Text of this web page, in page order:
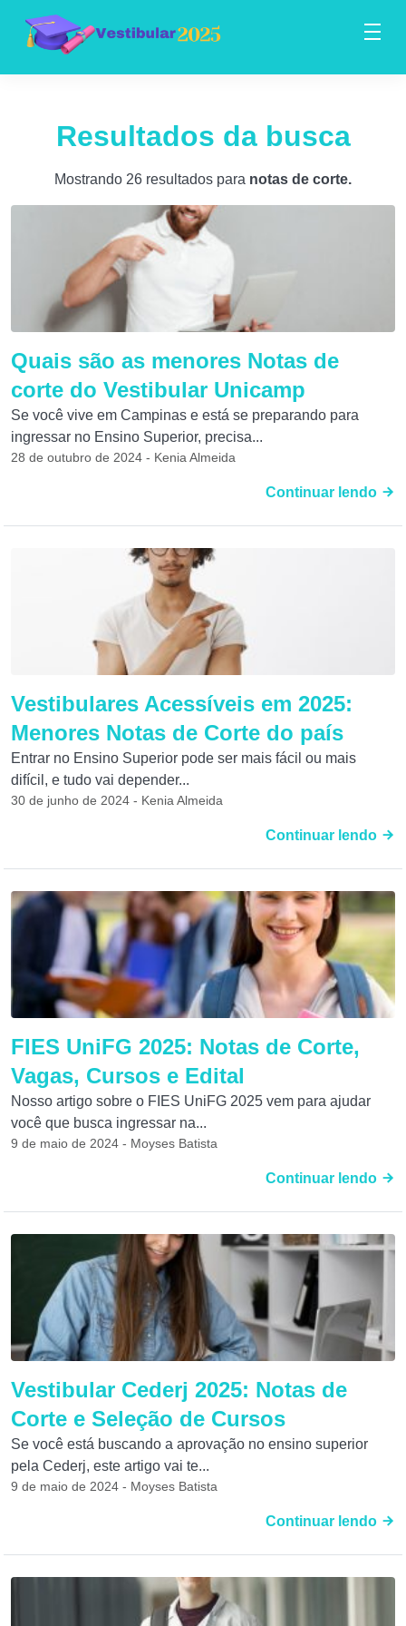
Resultados da busca
Mostrando 26 resultados para notas de corte.
Quais são as menores Notas de
corte do Vestibular Unicamp
Se você vive em Campinas e está se preparando para
ingressar no Ensino Superior, precisa...
28 de outubro de 2024 - Kenia Almeida
Continuar lendo
Vestibulares Acessíveis em 2025:
Menores Notas de Corte do país
Entrar no Ensino Superior pode ser mais fácil ou mais
difícil, e tudo vai depender...
30 de junho de 2024 - Kenia Almeida
Continuar lendo
FIES UniFG 2025: Notas de Corte,
Vagas, Cursos e Edital
Nosso artigo sobre o FIES UniFG 2025 vem para ajudar
você que busca ingressar na...
9 de maio de 2024 - Moyses Batista
Continuar lendo
Vestibular Cederj 2025: Notas de
Corte e Seleção de Cursos
Se você está buscando a aprovação no ensino superior
pela Cederj, este artigo vai te...
9 de maio de 2024 - Moyses Batista
Continuar lendo